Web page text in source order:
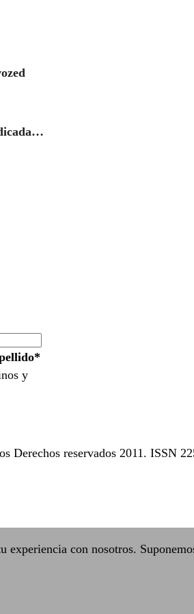
y
Derechos reservados 2011. ISSN
con nosotros.